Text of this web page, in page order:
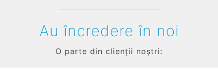
Au încredere în noi
O parte din clienții noștri: